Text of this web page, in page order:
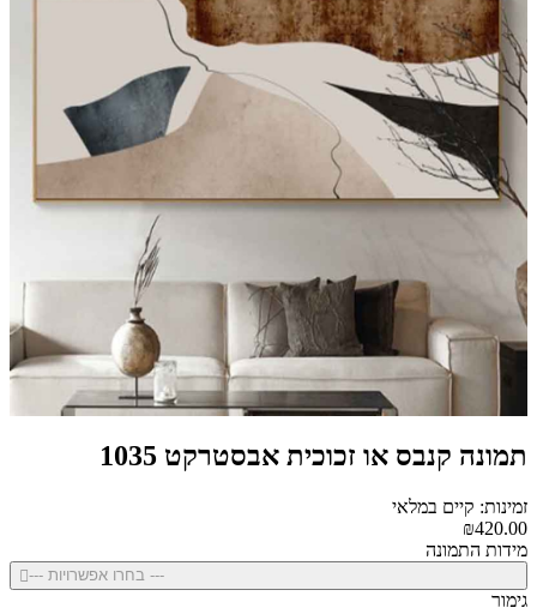
תמונה קנבס או זכוכית אבסטרקט 1035
זמינות: קיים במלאי
₪420.00
מידות התמונה
--- בחרו אפשרויות ---
גימור